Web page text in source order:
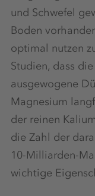
und Schwefel
Boden
optimal nutzen
Studien, dass
ausgewogene
Magnesium
der reinen
die Zahl der
10-Milliarden-
wichtige